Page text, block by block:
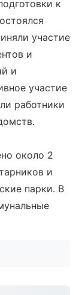
к
участие
и
и
участие
работники
около 2
и
парки. В